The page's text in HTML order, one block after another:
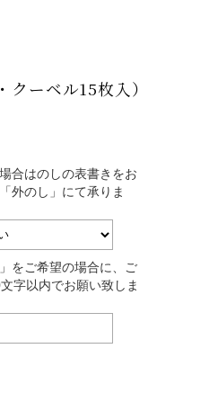
ーベル15枚入）
合はのしの表書きをお
外のし」にて承りま
をご希望の場合に、ご
字以内でお願い致しま